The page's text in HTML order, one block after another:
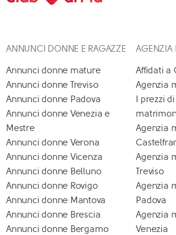
ANNUNCI DONNE E RAGAZZE
Annunci donne mature
Annunci donne Treviso
Annunci donne Padova
Annunci donne Venezia e
Mestre
Annunci donne Verona
Annunci donne Vicenza
Annunci donne Belluno
Annunci donne Rovigo
Annunci donne Mantova
Annunci donne Brescia
Annunci donne Bergamo
AGENZIA
Affidati a
Agenzia
I prezzi
Agenzia
Agenzia
Treviso
Agenzia
Padova
Agenzia
Venezia